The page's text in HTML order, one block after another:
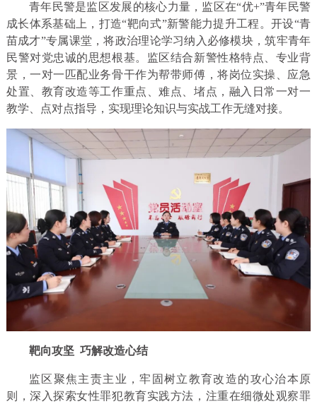
青年民警是监区发展的核心力量，监区在“优+”青年民警
成长体系基础上，打造“靶向式”新警能力提升工程。开设“青
苗成才”专属课堂，将政治理论学习纳入必修模块，筑牢青年
民警对党忠诚的思想根基。监区结合新警性格特点、专业背
景，一对一匹配业务骨干作为帮带师傅，将岗位实操、应急
处置、教育改造等工作重点、难点、堵点，融入日常一对一
教学、点对点指导，实现理论知识与实战工作无缝对接。
靶向攻坚 巧解改造心结
监区聚焦主责主业，牢固树立教育改造的攻心治本原
则，深入探索女性罪犯教育实践方法，注重在细微处观察罪